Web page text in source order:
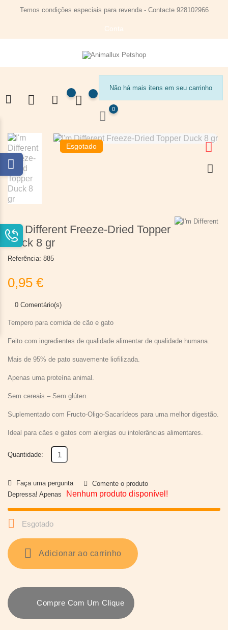
Temos condições especiais para revenda - Contacte 928102966
Conta
Não há mais itens em seu carrinho
0
Esgotado
I'm Different Freeze-Dried Topper
Duck 8 gr
Referência: 885
0,95 €
0 Comentário(s)
Tempero para comida de cão e gato
Feito com ingredientes de qualidade alimentar de qualidade humana.
Mais de 95% de pato suavemente liofilizada.
Apenas uma proteína animal.
Sem cereais – Sem glúten.
Suplementado com Fructo-Oligo-Sacarídeos para uma melhor digestão.
Ideal para cães e gatos com alergias ou intolerâncias alimentares.
Quantidade:
Faça uma pergunta
Comente o produto
Depressa! Apenas
Nenhum produto disponível!
 Esgotado
Adicionar ao carrinho
Compre Com Um Clique